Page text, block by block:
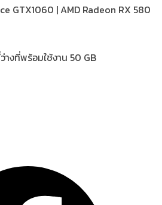
GTX1060 | AMD Radeon RX 580
งที่พร้อมใช้งาน 50 GB